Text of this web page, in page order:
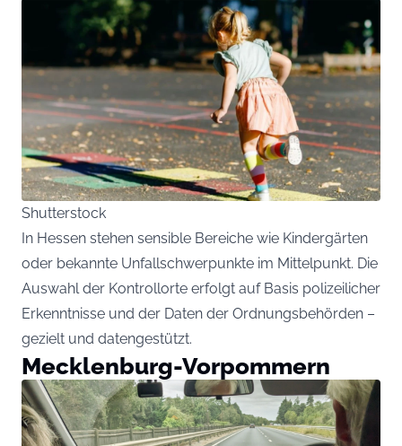
Shutterstock
In Hessen stehen sensible Bereiche wie Kindergärten
oder bekannte Unfallschwerpunkte im Mittelpunkt. Die
Auswahl der Kontrollorte erfolgt auf Basis polizeilicher
Erkenntnisse und der Daten der Ordnungsbehörden –
gezielt und datengestützt.
Mecklenburg-Vorpommern